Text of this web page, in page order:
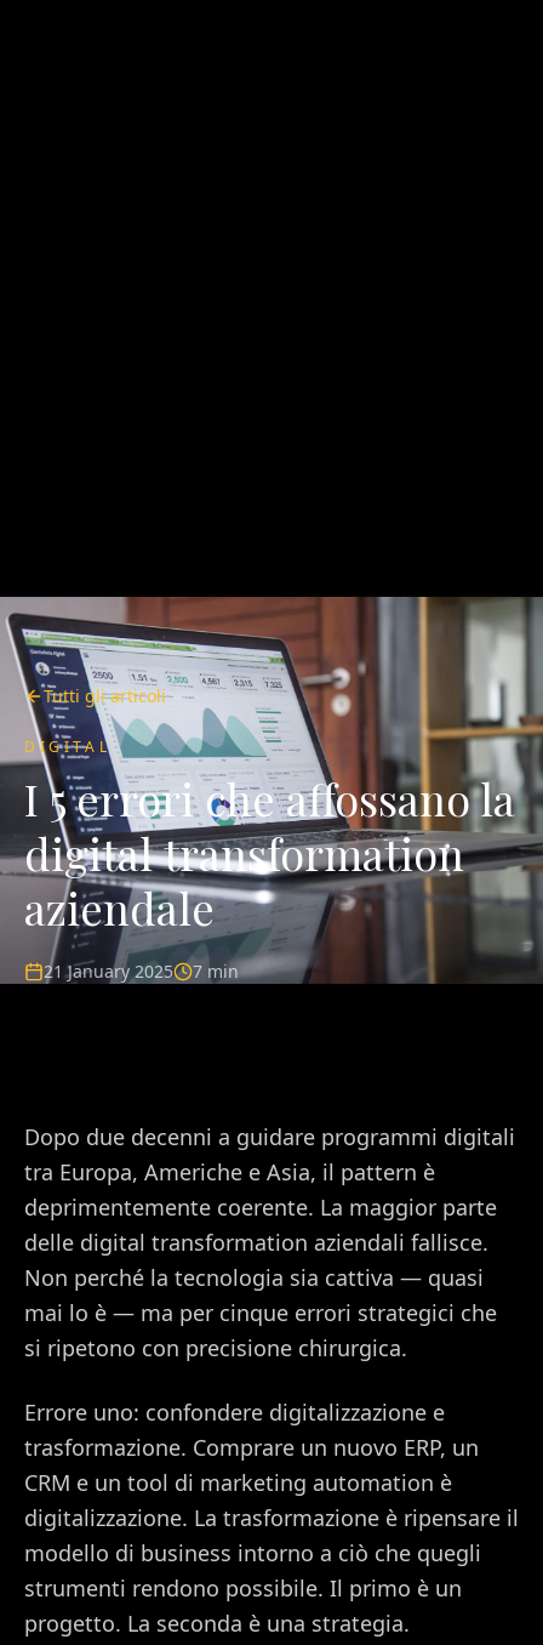
Tutti gli articoli
DIGITAL
I 5 errori che affossano la
digital transformation
aziendale
21 January 2025 7 min
Dopo due decenni a guidare programmi digitali
tra Europa, Americhe e Asia, il pattern è
deprimentemente coerente. La maggior parte
delle digital transformation aziendali fallisce.
Non perché la tecnologia sia cattiva — quasi
mai lo è — ma per cinque errori strategici che
si ripetono con precisione chirurgica.
Errore uno: confondere digitalizzazione e
trasformazione. Comprare un nuovo ERP, un
CRM e un tool di marketing automation è
digitalizzazione. La trasformazione è ripensare il
modello di business intorno a ciò che quegli
strumenti rendono possibile. Il primo è un
progetto. La seconda è una strategia.